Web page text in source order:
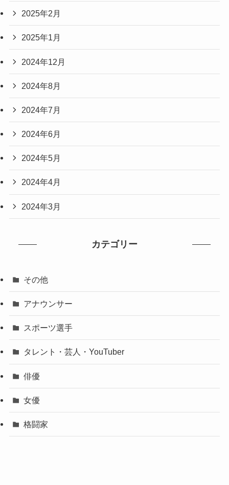
2025年2月
2025年1月
2024年12月
2024年8月
2024年7月
2024年6月
2024年5月
2024年4月
2024年3月
カテゴリー
その他
アナウンサー
スポーツ選手
タレント・芸人・YouTuber
俳優
女優
格闘家